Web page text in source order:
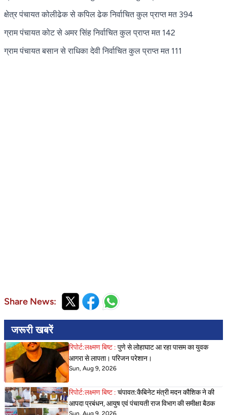
क्षेत्र पंचायत कोलीढेक से कपिल ढेक निर्वाचित कुल प्राप्त मत 394
ग्राम पंचायत कोट से अमर सिंह निर्वाचित कुल प्राप्त मत 142
ग्राम पंचायत बसान से राधिका देवी निर्वाचित कुल प्राप्त मत 111
Share News:
जरूरी खबरें
रिपोर्ट:लक्ष्मण बिष्ट : पुणे से लोहाघाट आ रहा पासम का युवक
आगरा से लापता। परिजन परेशान।
Sun, Aug 9, 2026
रिपोर्ट:लक्ष्मण बिष्ट : चंपावत:कैबिनेट मंत्री मदन कौशिक ने की
आपदा प्रबंधन, आयुष एवं पंचायती राज विभाग की समीक्षा बैठक
Sun, Aug 9, 2026